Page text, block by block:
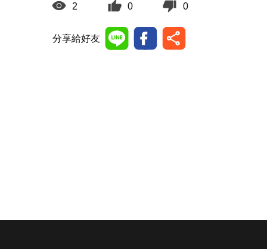
2 0 0
分享給好友